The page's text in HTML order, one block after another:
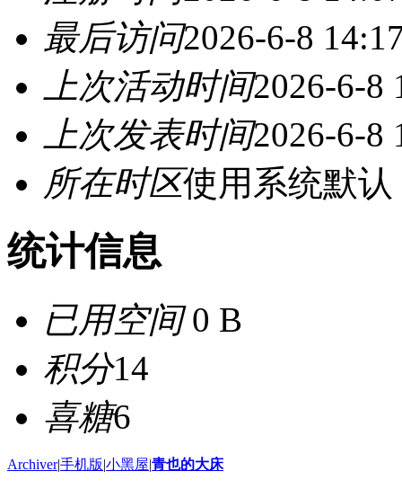
最后访问2026-6-8
上次活动时间2026-6-8
上次发表时间2026-6-8
所在时区使用系统默认
统计信息
已用空间0 B
积分14
喜糖6
Archiver|手机版|小黑屋|青也的大床